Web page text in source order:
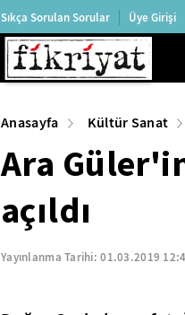
Sıkça Sorulan Sorular Üye Girişi
Anasayfa Kültür Sanat
Ara
açıldı
Yayınlanma Tarihi:01.03.2019